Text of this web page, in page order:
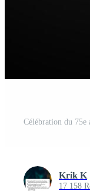
Krik K
17 158